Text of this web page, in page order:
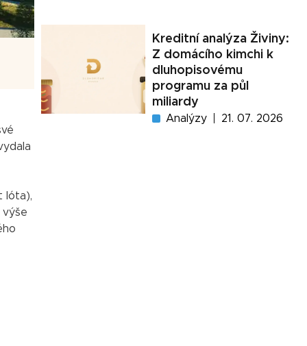
Ióta),
Kreditní analýza Živiny:
Z domácího kimchi k
dluhopisovému
programu za půl
miliardy
Analýzy 21. 07. 2026